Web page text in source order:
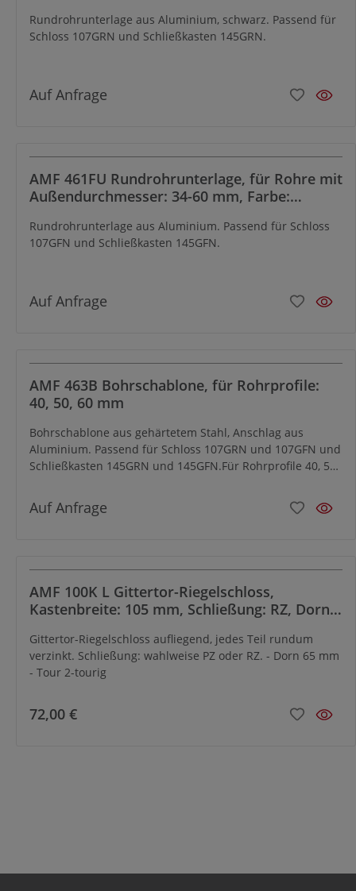
Rundrohrunterlage aus Aluminium, schwarz. Passend für
Schloss 107GRN und Schließkasten 145GRN.
Auf Anfrage
AMF 461FU Rundrohrunterlage, für Rohre mit
Außendurchmesser: 34-60 mm, Farbe:
Rundrohrunterlage aus Aluminium. Passend für Schloss
107GFN und Schließkasten 145GFN.
Auf Anfrage
AMF 463B Bohrschablone, für Rohrprofile:
40, 50, 60 mm
Bohrschablone aus gehärtetem Stahl, Anschlag aus
Aluminium. Passend für Schloss 107GRN und 107GFN und
Schließkasten 145GRN und 145GFN.Für Rohrprofile 40, 50
Auf Anfrage
AMF 100K L Gittertor-Riegelschloss,
Kastenbreite: 105 mm, Schließung: RZ, Dorn:
Gittertor-Riegelschloss aufliegend, jedes Teil rundum
verzinkt. Schließung: wahlweise PZ oder RZ. - Dorn 65 mm
- Tour 2-tourig
72,00 €